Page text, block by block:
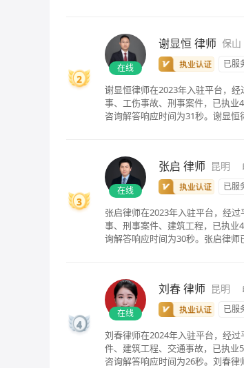
2
在线
谢显恒 律师 保山
已服
谢显恒律师在2023年入驻平台，
事、工伤事故、刑事案件，已执业
咨询解答响应时间为31秒。谢显恒
3
在线
张启 律师 昆明
已服
张启律师在2023年入驻平台，经
事、刑事案件、建筑工程，已执业
询解答响应时间为30秒。张启律师
4
在线
刘春律师 昆明
已服
刘春律师在2024年入驻平台，经
件、建筑工程、交通事故，已执业
咨询解答响应时间为26秒。刘春律